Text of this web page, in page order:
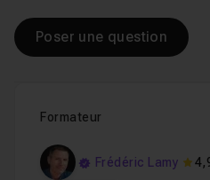
Formateur
Frédéric Lamy
Poser une question